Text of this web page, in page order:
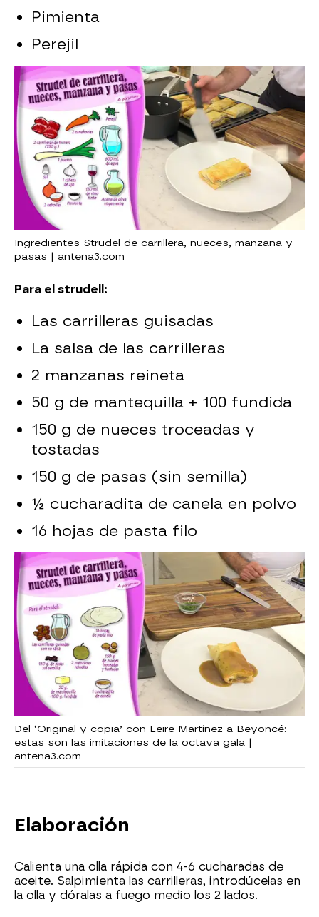
Pimienta
Perejil
Ingredientes Strudel de carrillera, nueces, manzana y
pasas | antena3.com
Para el strudell:
Las carrilleras guisadas
La salsa de las carrilleras
2 manzanas reineta
50 g de mantequilla + 100 fundida
150 g de nueces troceadas y
tostadas
150 g de pasas (sin semilla)
½ cucharadita de canela en polvo
16 hojas de pasta filo
Del ‘Original y copia’ con Leire Martínez a Beyoncé:
estas son las imitaciones de la octava gala |
antena3.com
Elaboración
Calienta una olla rápida con 4-6 cucharadas de
aceite. Salpimienta las carrilleras, introdúcelas en
la olla y dóralas a fuego medio los 2 lados.